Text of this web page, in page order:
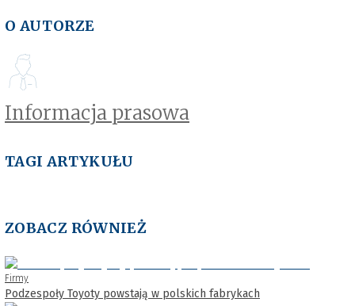
O AUTORZE
Informacja prasowa
TAGI ARTYKUŁU
ZOBACZ RÓWNIEŻ
Firmy
Podzespoły Toyoty powstają w polskich fabrykach